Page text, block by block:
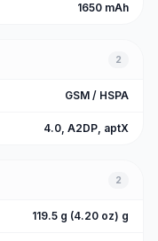
1650 mAh
2
GSM / HSPA
4.0, A2DP, aptX
2
119.5 g (4.20 oz) g